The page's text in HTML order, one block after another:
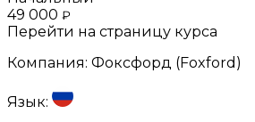
49 000 ₽
Перейти на страницу курса
Компания: Фоксфорд (Foxford)
Язык: